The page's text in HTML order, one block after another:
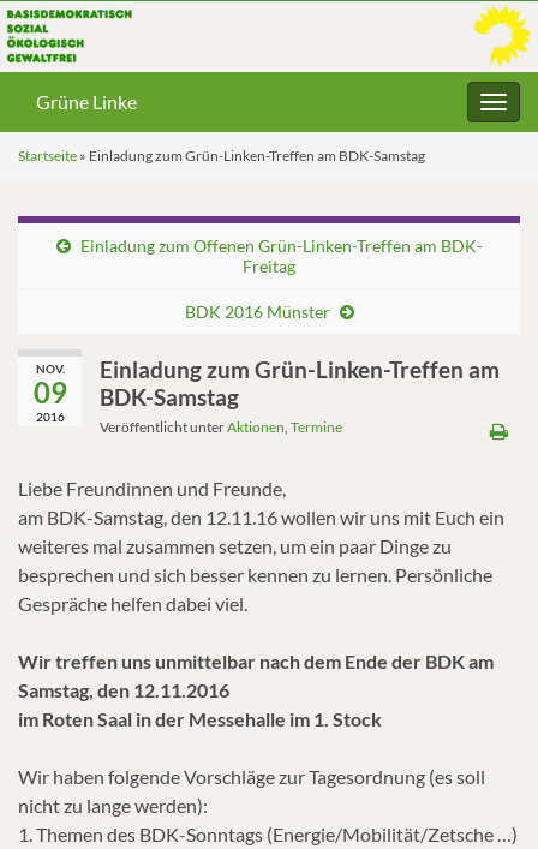
Grüne Linke
Startseite » Einladung zum Grün-Linken-Treffen am BDK-Samstag
Einladung zum Offenen Grün-Linken-Treffen am BDK-
Freitag
BDK 2016 Münster
NOV.
09
2016
Einladung zum Grün-Linken-Treffen am
BDK-Samstag
Veröffentlicht unterAktionen Termine
Liebe Freundinnen und Freunde,
am BDK-Samstag, den 12.11.16 wollen wir uns mit Euch ein
weiteres mal zusammen setzen, um ein paar Dinge zu
besprechen und sich besser kennen zu lernen. Persönliche
Gespräche helfen dabei viel.
Wir treffen uns unmittelbar nach dem Ende der BDK am
Samstag, den 12.11.2016
im Roten Saal in der Messehalle im 1. Stock
Wir haben folgende Vorschläge zur Tagesordnung (es soll
nicht zu lange werden):
1. Themen des BDK-Sonntags (Energie/Mobilität/Zetsche …)